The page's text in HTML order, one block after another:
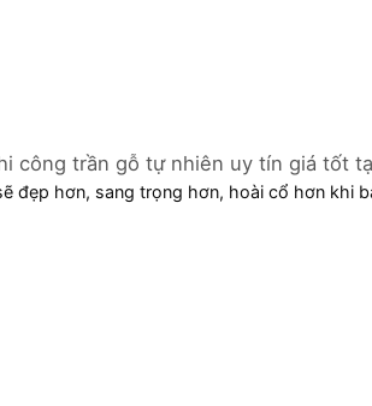
công trần gỗ tự nhiên uy tín giá tốt
đẹp hơn, sang trọng hơn, hoài cổ hơn khi